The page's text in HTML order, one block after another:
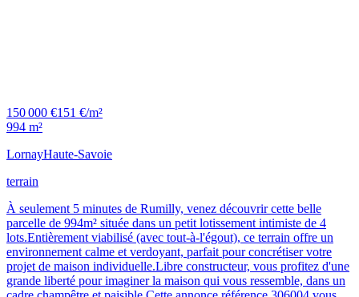
150 000 €151 €/m²
994 m²
LornayHaute-Savoie
terrain
À seulement 5 minutes de Rumilly, venez découvrir cette belle
parcelle de 994m² située dans un petit lotissement intimiste de 4
lots.Entièrement viabilisé (avec tout-à-l'égout), ce terrain offre un
environnement calme et verdoyant, parfait pour concrétiser votre
projet de maison individuelle.Libre constructeur, vous profitez d'une
grande liberté pour imaginer la maison qui vous ressemble, dans un